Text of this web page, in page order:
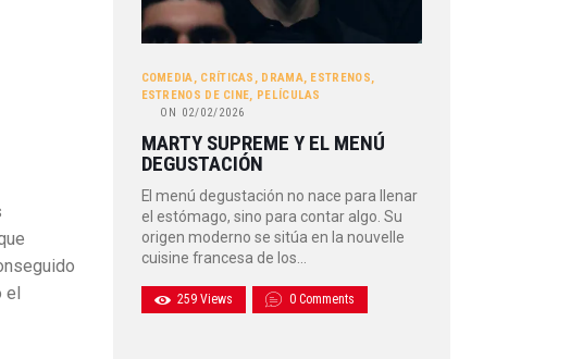
el
COMEDIA, CRÍTICAS , DRAMA, ESTRENOS,
ESTRENOS DE CINE, PELÍCULAS
ON 02/02/2026
MARTY SUPREME Y EL MENÚ
DEGUSTACIÓN
El menú degustación no nace para llenar
el estómago, sino para contar algo. Su
origen moderno se sitúa en la nouvelle
cuisine francesa de los…
259 Views 0 Comments